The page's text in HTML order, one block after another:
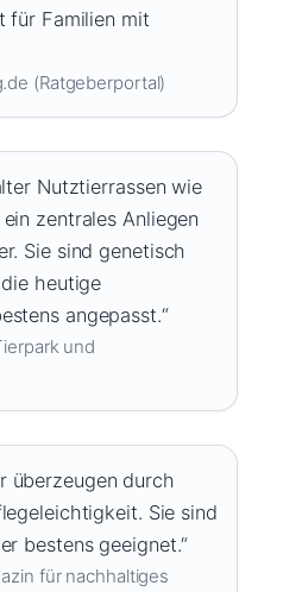
für Familien mit
(Ratgeberportal)
Nutztierrassen wie
zentrales Anliegen
Sie sind genetisch
heutige
angepasst.“
und
überzeugen durch
Sie sind
bestens geeignet.“
für nachhaltiges